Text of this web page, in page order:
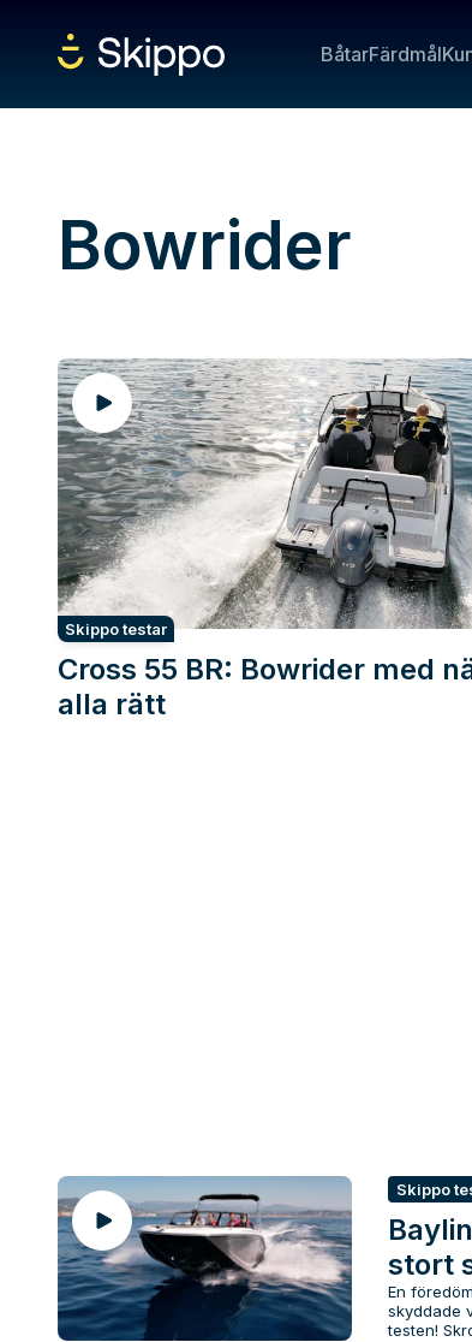
BåtarFärdmål
Bowrider
Skippo testar
Cross 55 BR: Bowrider med
alla rätt
Skippo
stort
En
skyddade
testen!